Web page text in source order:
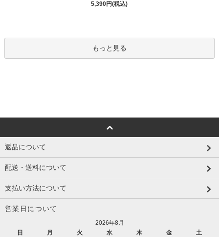
5,390円(税込)
もっと見る
返品について
配送・送料について
支払い方法について
営業日について
2026年8月
日
月 火 水 木 金
土